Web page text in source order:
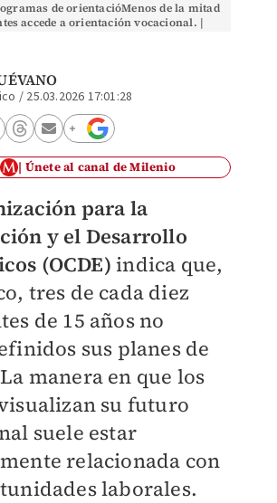
de orientacióMenos de la mitad
accede a orientación vocacional. |
/ 25.03.2026 17:01:28
Únete al canal de Milenio
para la
y el Desarrollo
(OCDE) indica que,
tres de cada diez
de 15 años no
sus planes de
manera en que los
su futuro
suele estar
relacionada con
laborales.